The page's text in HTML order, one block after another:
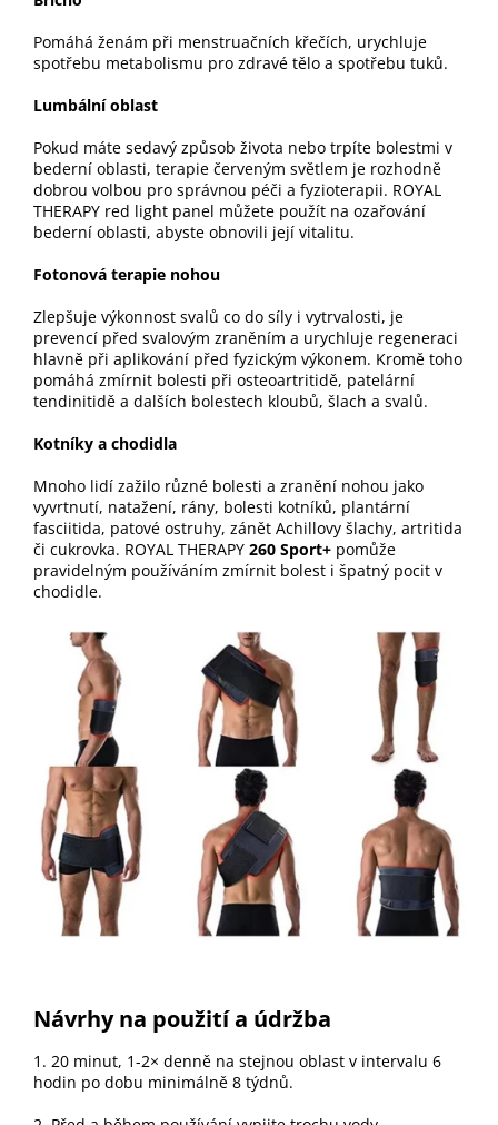
Pomáhá ženám při menstruačních křečích, urychluje
spotřebu metabolismu pro zdravé tělo a spotřebu tuků.
Lumbální oblast
Pokud máte sedavý způsob života nebo trpíte bolestmi v
bederní oblasti, terapie červeným světlem je rozhodně
dobrou volbou pro správnou péči a fyzioterapii. ROYAL
THERAPY red light panel můžete použít na ozařování
bederní oblasti, abyste obnovili její vitalitu.
Fotonová terapie nohou
Zlepšuje výkonnost svalů co do síly i vytrvalosti, je
prevencí před svalovým zraněním a urychluje regeneraci
hlavně při aplikování před fyzickým výkonem. Kromě toho
pomáhá zmírnit bolesti při osteoartritidě, patelární
tendinitidě a dalších bolestech kloubů, šlach a svalů.
Kotníky a chodidla
Mnoho lidí zažilo různé bolesti a zranění nohou jako
vyvrtnutí, natažení, rány, bolesti kotníků, plantární
fasciitida, patové ostruhy, zánět Achillovy šlachy, artritida
či cukrovka. ROYAL THERAPY 260 Sport+ pomůže
pravidelným používáním zmírnit bolest i špatný pocit v
chodidle.
Návrhy na použití a údržba
1. 20 minut, 1-2× denně na stejnou oblast v intervalu 6
hodin po dobu minimálně 8 týdnů.